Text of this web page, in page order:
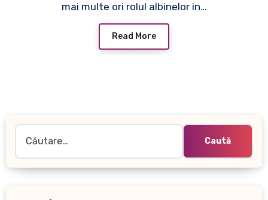
mai multe ori rolul albinelor in…
Read More
după: